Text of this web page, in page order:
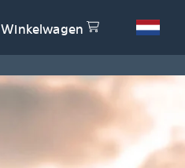
Winkelwagen